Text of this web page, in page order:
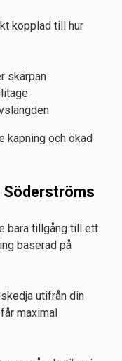
kopplad till hur
skärpan
kapning och ökad
bara tillgång till ett
baserad på
utifrån din
maximal